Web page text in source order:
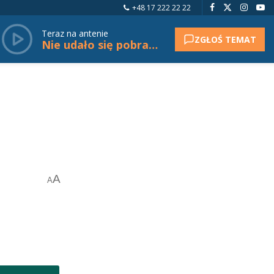
+48 17 222 22 22
Teraz na antenie
Nie udało się pobrać tytułu. ZGŁOŚ TEMAT
AA